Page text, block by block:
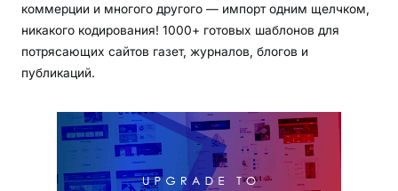
коммерции и многого другого — импорт одним щелчком,
никакого кодирования! 1000+ готовых шаблонов для
потрясающих сайтов газет, журналов, блогов и
публикаций.